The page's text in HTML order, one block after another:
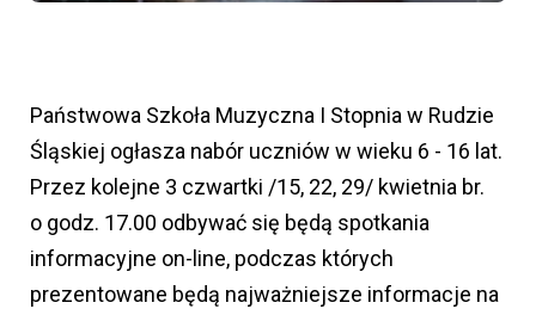
Państwowa Szkoła Muzyczna I Stopnia w Rudzie
Śląskiej ogłasza nabór uczniów w wieku 6 - 16 lat.
Przez kolejne 3 czwartki /15, 22, 29/ kwietnia br.
o godz. 17.00 odbywać się będą spotkania
informacyjne on-line, podczas których
prezentowane będą najważniejsze informacje na